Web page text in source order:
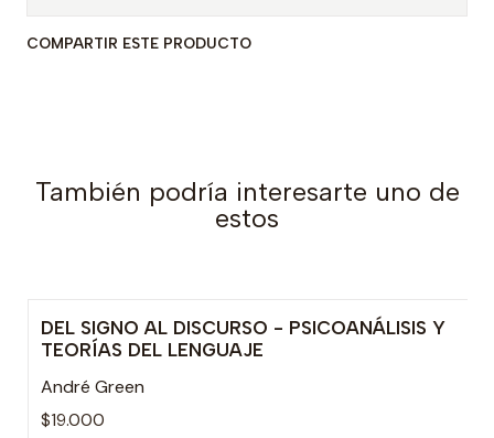
COMPARTIR ESTE PRODUCTO
También podría interesarte uno de
estos
DEL SIGNO AL DISCURSO - PSICOANÁLISIS Y
TEORÍAS DEL LENGUAJE
André Green
$19.000